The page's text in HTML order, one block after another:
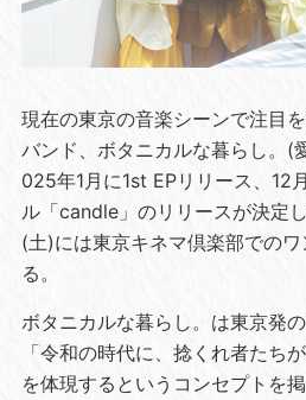
現在の東京の音楽シーンで注目
バンド、ボタニカルな暮らし。(
025年1月に1st EPリリース、12
ル「candle」のリリースが決定
(土)には東京キネマ倶楽部での
る。
ボタニカルな暮らし。は東京発
「令和の時代に、捻くれ者たち
を体現するというコンセプトを